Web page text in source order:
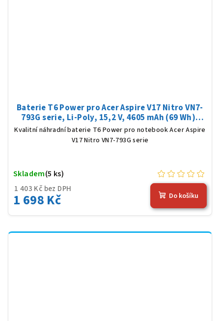
Baterie T6 Power pro Acer Aspire V17 Nitro VN7-
793G serie, Li-Poly, 15,2 V, 4605 mAh (69 Wh),
černá
Kvalitní náhradní baterie T6 Power pro notebook Acer Aspire
V17 Nitro VN7-793G serie
1 403 Kč bez DPH
1 698 Kč
Skladem(5 ks)
Do košíku